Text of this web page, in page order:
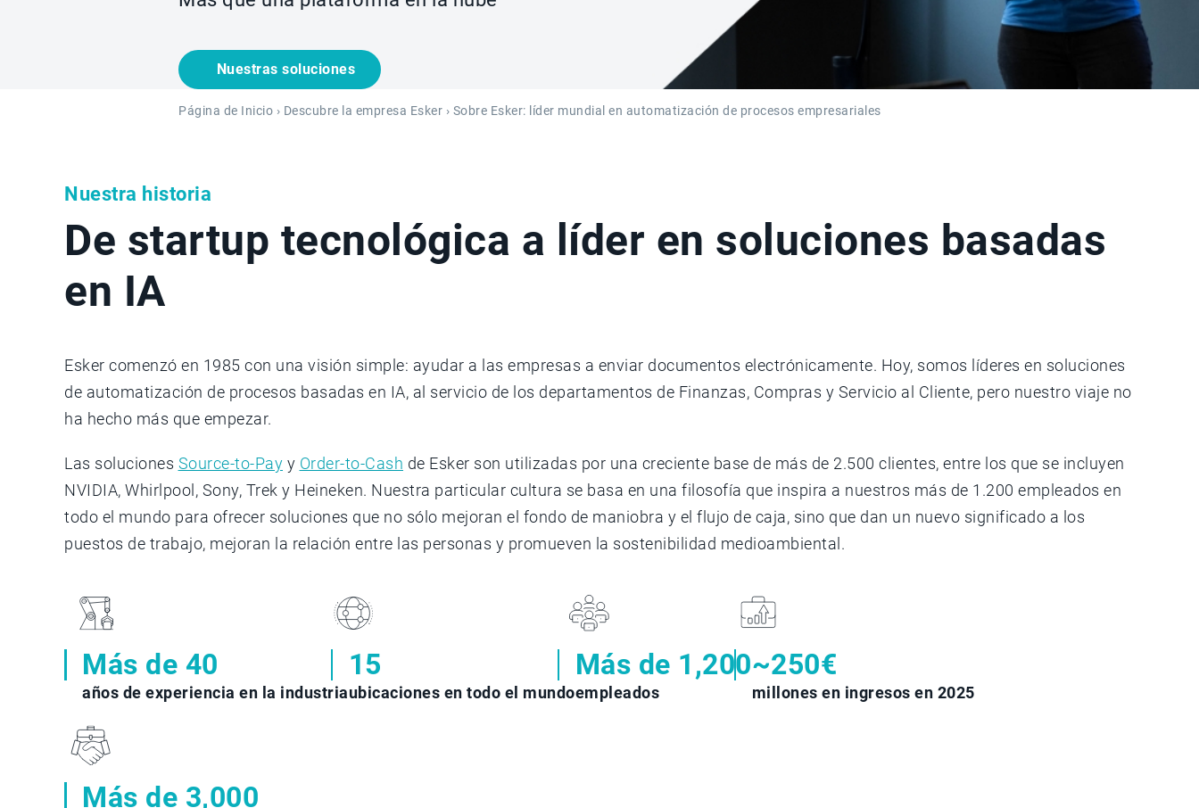
Nuestras soluciones
Página de Inicio › Descubre la empresa Esker › Sobre Esker: líder mundial en automatización de procesos empresariales
Nuestra historia
De startup tecnológica a líder en soluciones basadas
en IA
Esker comenzó en 1985 con una visión simple: ayudar a las empresas a enviar documentos electrónicamente. Hoy, somos líderes en soluciones
de automatización de procesos basadas en IA, al servicio de los departamentos de Finanzas, Compras y Servicio al Cliente, pero nuestro viaje no
ha hecho más que empezar.
Las soluciones Source-to-Pay y Order-to-Cash de Esker son utilizadas por una creciente base de más de 2.500 clientes, entre los que se incluyen
NVIDIA, Whirlpool, Sony, Trek y Heineken. Nuestra particular cultura se basa en una filosofía que inspira a nuestros más de 1.200 empleados en
todo el mundo para ofrecer soluciones que no sólo mejoran el fondo de maniobra y el flujo de caja, sino que dan un nuevo significado a los
puestos de trabajo, mejoran la relación entre las personas y promueven la sostenibilidad medioambiental.
Más de 40
años de experiencia en la industria
15
ubicaciones en todo el mundo
Más de 1,200
empleados
~250€
millones en ingresos en 2025
Más de 3,000